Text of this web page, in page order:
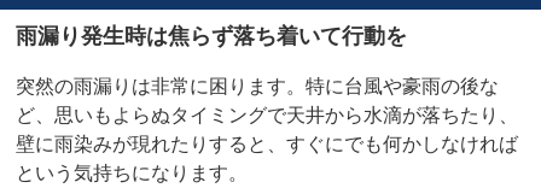
雨漏り発生時は焦らず落ち着いて行動を
突然の雨漏りは非常に困ります。特に台風や豪雨の後な
ど、思いもよらぬタイミングで天井から水滴が落ちたり、
壁に雨染みが現れたりすると、すぐにでも何かしなければ
という気持ちになります。